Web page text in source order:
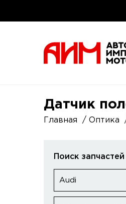
Датчик
Главная Оптика
Поиск запчастей
Audi